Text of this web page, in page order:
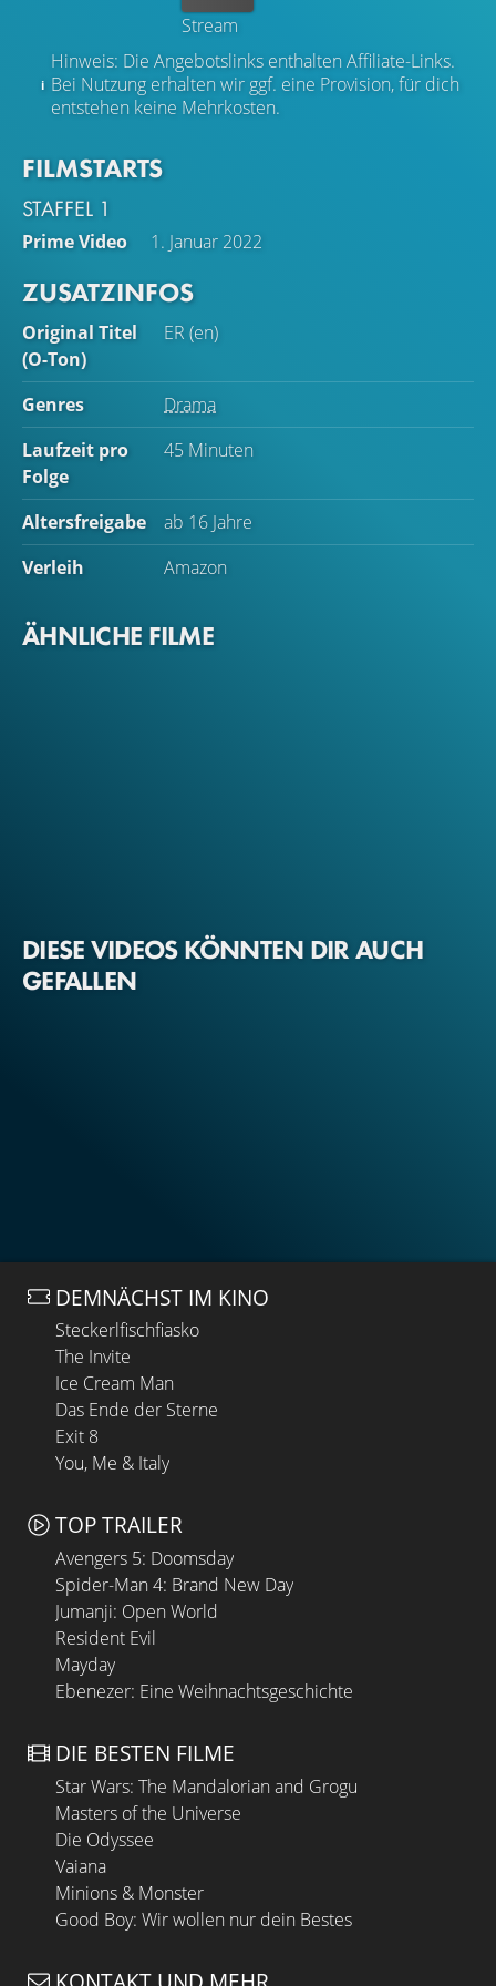
Stream
Hinweis: Die Angebotslinks enthalten Affiliate-Links.
Bei Nutzung erhalten wir ggf. eine Provision, für dich
entstehen keine Mehrkosten.
FILMSTARTS
STAFFEL 1
Prime Video 1. Januar 2022
ZUSATZINFOS
Original Titel
(O-Ton)
ER (en)
Genres
Drama
Laufzeit pro
Folge
45 Minuten
Altersfreigabe
ab 16 Jahre
Verleih
Amazon
ÄHNLICHE FILME
DIESE VIDEOS KÖNNTEN DIR AUCH
GEFALLEN
DEMNÄCHST IM KINO
Steckerlfischfiasko
The Invite
Ice Cream Man
Das Ende der Sterne
Exit 8
You, Me & Italy
TOP TRAILER
Avengers 5: Doomsday
Spider-Man 4: Brand New Day
Jumanji: Open World
Resident Evil
Mayday
Ebenezer: Eine Weihnachtsgeschichte
DIE BESTEN FILME
Star Wars: The Mandalorian and Grogu
Masters of the Universe
Die Odyssee
Vaiana
Minions & Monster
Good Boy: Wir wollen nur dein Bestes